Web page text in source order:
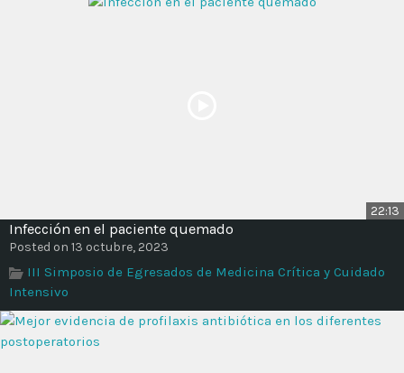
22:13
Infección en el paciente quemado
Posted on 13 octubre, 2023
III Simposio de Egresados de Medicina Crítica y Cuidado
Intensivo